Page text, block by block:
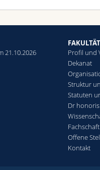
21.10.2026
FAKULTÄT
Profil und
Dekanat
Struktur
Statuten
Dr
Fachschaft
Offene
Kontakt